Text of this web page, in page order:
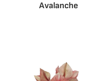
Avalanche